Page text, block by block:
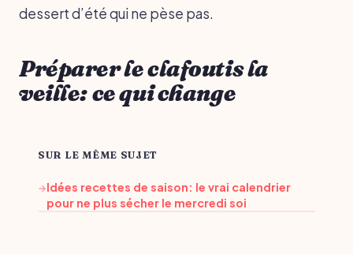
dessert d’été qui ne pèse pas.
Préparer le clafoutis la
veille: ce qui change
SUR LE MÊME SUJET
→Idées recettes de saison: le vrai calendrier
pour ne plus sécher le mercredi soi